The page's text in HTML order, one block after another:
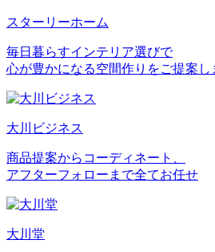
スターリーホーム
毎日暮らすインテリア選びで
心が豊かになる空間作りをご提案し
大川ビジネス
商品提案からコーディネート、
アフターフォローまで全てお任せ
大川堂